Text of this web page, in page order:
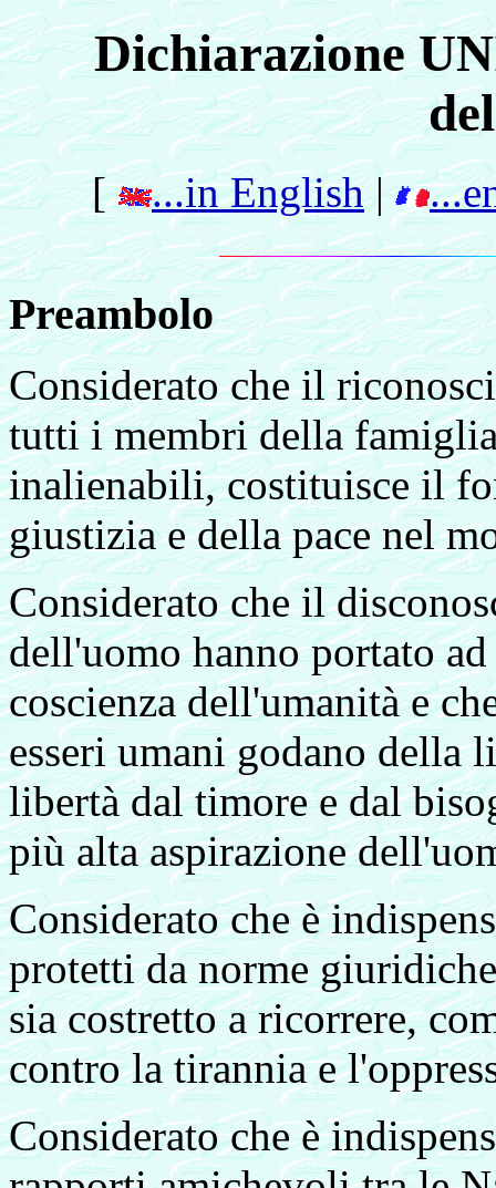
Dichiarazione
[ ...in English|
Preambolo
Considerato che il
tutti i membri della
inalienabili, costituisce il
giustizia e della pace nel
Considerato che il
dell'uomo hanno portato
coscienza dell'umanità e
esseri umani godano della
libertà dal timore e dal
più alta aspirazione
Considerato che è
protetti da norme
sia costretto a ricorrere,
contro la tirannia e
Considerato che è